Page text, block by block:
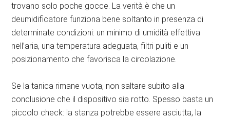
trovano solo poche gocce. La verità è che un
deumidificatore funziona bene soltanto in presenza di
determinate condizioni: un minimo di umidità effettiva
nell’aria, una temperatura adeguata, filtri puliti e un
posizionamento che favorisca la circolazione.
Se la tanica rimane vuota, non saltare subito alla
conclusione che il dispositivo sia rotto. Spesso basta un
piccolo check: la stanza potrebbe essere asciutta, la